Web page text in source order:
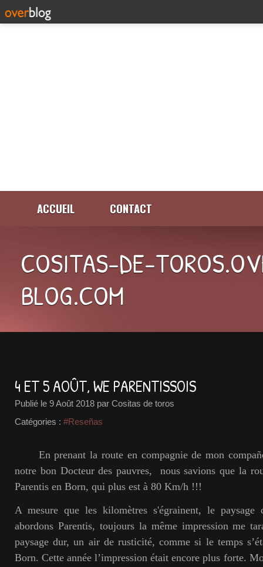
ACCUEIL CONTACT
COSITAS-DE-
BLOG.COM
4 ET 5 AOÛT, WE PARENTISSOIS
Publié le 9 Août 2018 par Cositas de toros
Catégories : #Reseñas
En prenant la route en compagnie de mon
notre bon Docteur des pauvres, nous savions que la
Parentis en Born, qui plus est à 80 Km/h !!!
A mesure que les kilomètres s'égrainent, le paysage
abordons Parentis, toujours la même impression me
paysage dur, un air de rusticité, comme si le temps
Born. Cette année l’impression était encore plus forte.